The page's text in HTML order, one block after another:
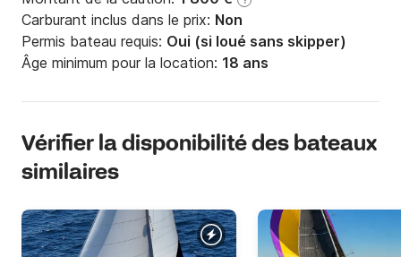
Carburant inclus dans le prix: Non
Permis bateau requis: Oui (si loué sans skipper)
Âge minimum pour la location: 18 ans
Vérifier la disponibilité des bateaux
similaires